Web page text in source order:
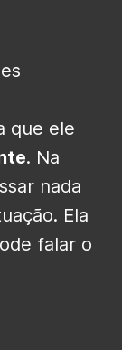
que ele
. Na
nada
Ela
falar o